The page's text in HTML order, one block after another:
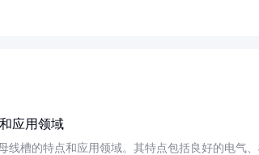
应用领域
线槽的特点和应用领域。其特点包括良好的电气